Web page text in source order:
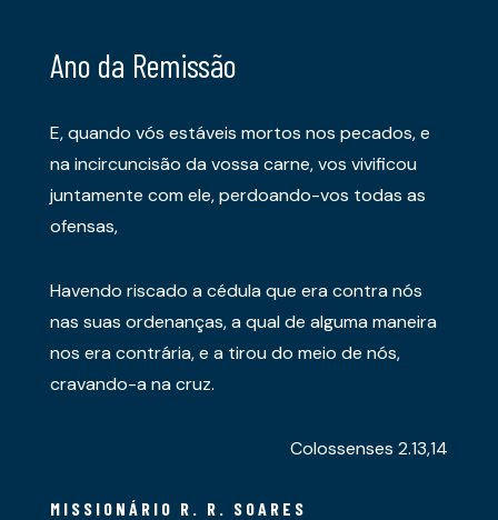
Ano da Remissão
E, quando vós estáveis mortos nos pecados, e
na incircuncisão da vossa carne, vos vivificou
juntamente com ele, perdoando-vos todas as
ofensas,
Havendo riscado a cédula que era contra nós
nas suas ordenanças, a qual de alguma maneira
nos era contrária, e a tirou do meio de nós,
cravando-a na cruz.
Colossenses 2.13,14
MISSIONÁRIO R. R. SOARES